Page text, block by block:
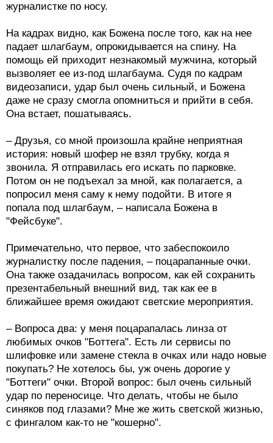
журналистке по носу.
На кадрах видно, как Божена после того, как на нее
падает шлагбаум, опрокидывается на спину. На
помощь ей приходит незнакомый мужчина, который
вызволяет ее из-под шлагбаума. Судя по кадрам
видеозаписи, удар был очень сильный, и Божена
даже не сразу смогла опомниться и прийти в себя.
Она встает, пошатываясь.
– Друзья, со мной произошла крайне неприятная
история: новый шофер не взял трубку, когда я
звонила. Я отправилась его искать по парковке.
Потом он не подъехал за мной, как полагается, а
попросил меня саму к нему подойти. В итоге я
попала под шлагбаум, – написала Божена в
"Фейсбуке".
Примечательно, что первое, что забеспокоило
журналистку после падения, – поцарапанные очки.
Она также озадачилась вопросом, как ей сохранить
презентабельный внешний вид, так как ее в
ближайшее время ожидают светские мероприятия.
– Вопроса два: у меня поцарапалась линза от
любимых очков "Боттега". Есть ли сервисы по
шлифовке или замене стекла в очках или надо новые
покупать? Не хотелось бы, уж очень дорогие у
"Боттеги" очки. Второй вопрос: был очень сильный
удар по переносице. Что делать, чтобы не было
синяков под глазами? Мне же жить светской жизнью,
с фингалом как-то не "кошерно".